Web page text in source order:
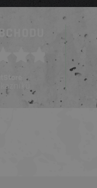
3 týdny